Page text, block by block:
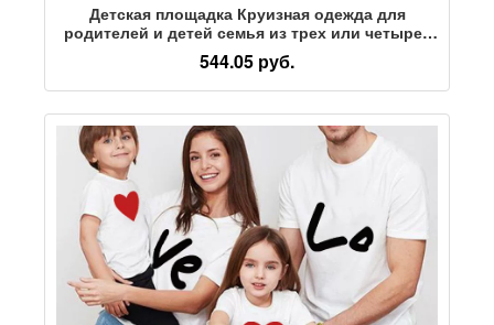
Детская площадка Круизная одежда для
родителей и детей семья из трех или четырех
человек мать и дитя, отец и дочь, детский
комбинезон на пароме, футболка с короткими
рукавами, топ
544.05 руб.